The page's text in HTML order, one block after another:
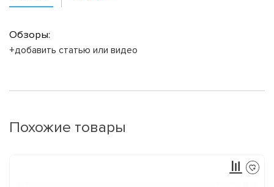
Обзоры:
+добавить статью или видео
Похожие товары